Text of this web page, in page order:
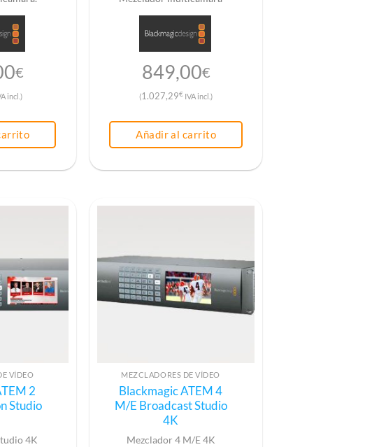
€
incl.)
849,00€
(1.027,29€ IVA incl.)
Añadir al carrito
VÍDEO
2
Studio
4K
MEZCLADORES DE VÍDEO
Blackmagic ATEM 4
M/E Broadcast Studio
4K
Mezclador 4 M/E 4K